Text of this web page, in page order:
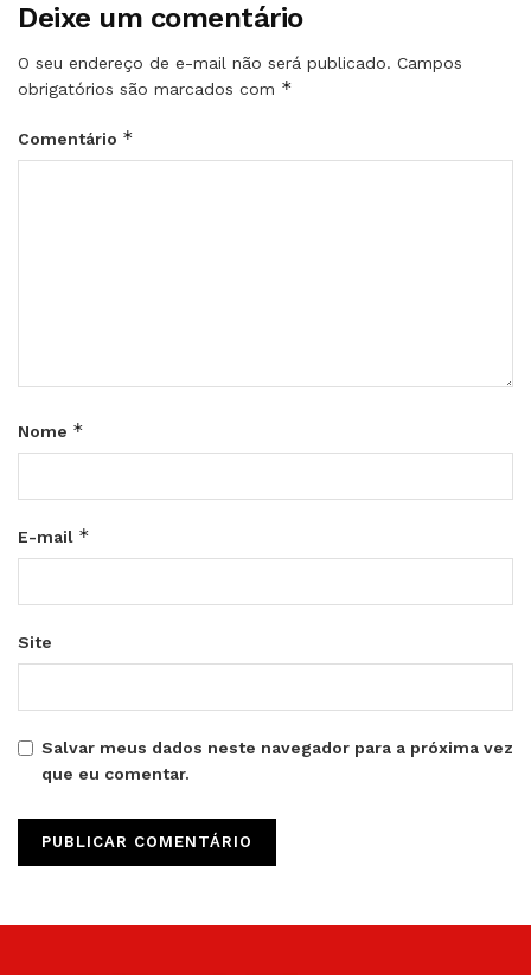
Deixe um comentário
O seu endereço de e-mail não será publicado. Campos
obrigatórios são marcados com *
Comentário *
Nome *
E-mail *
Site
Salvar meus dados neste navegador para a próxima vez
que eu comentar.